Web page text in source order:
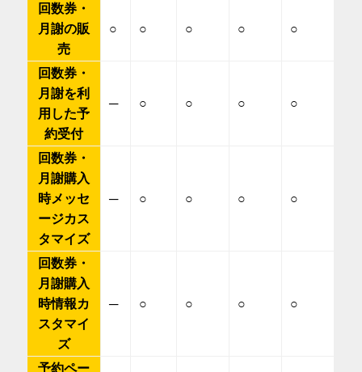
回数券・
月謝の販
売
○ ○ ○ ○ ○
回数券・
月謝を利
用した予
約受付
─ ○ ○ ○ ○
回数券・
月謝購入
時メッセ
ージカス
タマイズ
─ ○ ○ ○ ○
回数券・
月謝購入
時情報カ
スタマイ
ズ
─ ○ ○ ○ ○
予約ペー